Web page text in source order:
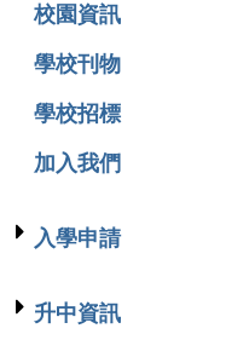
校園資訊
學校刊物
學校招標
加入我們
入學申請
升中資訊